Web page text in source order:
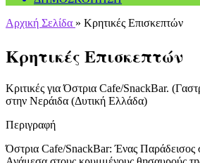
Αρχική Σελίδα » Κρητικές Επισκεπτών
Κρητικές Επισκεπτών
Κριτικές για Όστρια Cafe/SnackBar.
στην Νεράιδα (Δυτική Ελλάδα)
Περιγραφή
Όστρια Cafe/SnackBar: Ένας Παράδεισος